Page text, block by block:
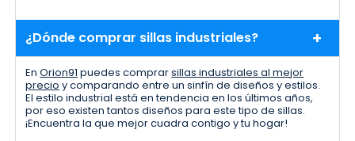
¿Dónde comprar sillas industriales?
EnOrion91 puedes comprarsillas industriales al mejor
precio y comparando entre un sinfín de diseños y estilos.
El estilo industrial está en tendencia en los últimos años,
por eso existen tantos diseños para este tipo de sillas.
¡Encuentra la que mejor cuadra contigo y tu hogar!